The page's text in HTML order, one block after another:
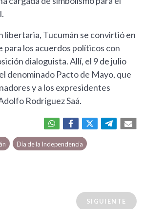
libertaria, Tucumán se convirtió en
para los acuerdos políticos con
dialoguista. Allí, el 9 de julio
denominado Pacto de Mayo, que
y a los expresidentes
Rodríguez Saá.
Día de la Independencia
SIGUIENTE